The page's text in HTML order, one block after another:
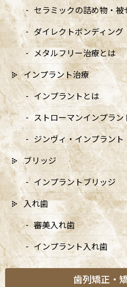
コ
ン
テ
ン
ツ
に
移
動
ナ
ビ
ゲ
ー
シ
ョ
ン
に
移
動 お知らせ
HOME お知らせ 設備のご紹介 lmn9
2025/07/29
lmn9
セラミックの詰め物・被
ダイレクトボンディング
メタルフリー治療とは
インプラント治療
インプラントとは
ストローマンインプラン
ジンヴィ・インプラント
ブリッジ
インプラントブリッジ
入れ歯
審美入れ歯
インプラント入れ歯
歯列矯正・